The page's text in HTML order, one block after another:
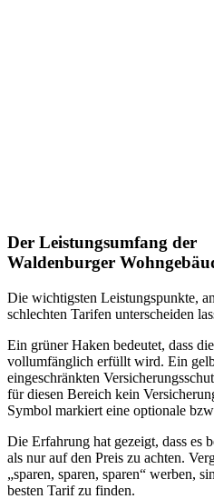
Der Leistungsumfang der
Waldenburger
Die wichtigsten Leistungspunkte,
schlechten Tarifen unterscheiden
Ein grüner Haken bedeutet, dass
vollumfänglich erfüllt wird. Ein
eingeschränkten
für diesen Bereich kein
Symbol markiert eine optionale
Die Erfahrung hat gezeigt, dass es
als nur auf den Preis zu achten.
„sparen, sparen, sparen“ werben,
besten Tarif zu finden.